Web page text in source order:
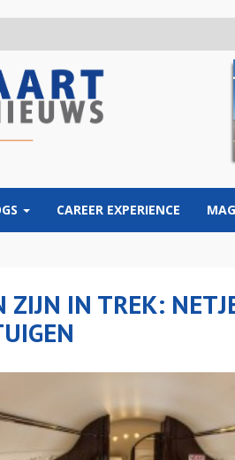
CAREER EXPERIENCE
ZIJN IN TREK: